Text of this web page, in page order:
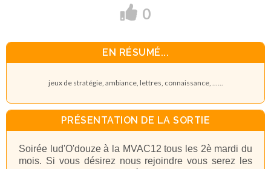
0
EN RÉSUMÉ...
jeux de stratégie, ambiance, lettres, connaissance, ......
PRÉSENTATION DE LA SORTIE
Soirée lud'O'douze à la MVAC12 tous les 2è mardi du
mois. Si vous désirez nous rejoindre vous serez les